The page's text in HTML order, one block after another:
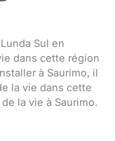
Sul en
dans cette région
à Saurimo, il
la vie dans cette
la vie à Saurimo.